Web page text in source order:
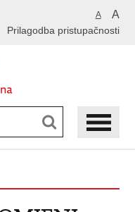
A A
Prilagodba pristupačnosti